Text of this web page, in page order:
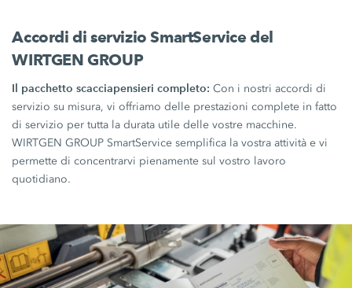
Accordi di servizio SmartService del
WIRTGEN GROUP
Il pacchetto scacciapensieri completo:Con i nostri accordi di
servizio su misura, vi offriamo delle prestazioni complete in fatto
di servizio per tutta la durata utile delle vostre macchine.
WIRTGEN GROUP SmartService semplifica la vostra attività e vi
permette di concentrarvi pienamente sul vostro lavoro
quotidiano.